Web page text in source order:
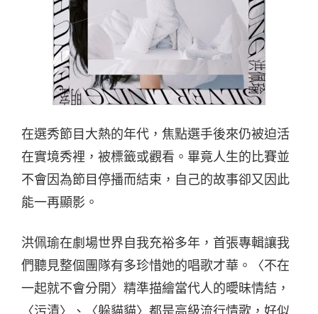
在選秀節目大熱的年代，焦點選手後來仍被迫活
在實境秀裡，被標籤或觀看。畢竟人生的比賽並
不會因為節目停播而結束，自己的故事卻又因此
能一再顯影。
洪佩瑜在劇場世界自我充裕多年，首張專輯讓我
們聽見整個團隊有多珍惜她的唱歌才華。〈不在
一起就不會分開〉精準描繪當代人的曖昧情結，